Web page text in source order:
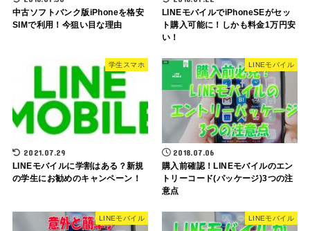
中古ソフトバンク版iPhoneを格安
SIMで利用！今狙い目な理由
LINEモバイルでiPhoneSEがセッ
ト購入可能に！しかも料金1万円安
い！
学生スマホ
2021.07.29
LINEモバイルに学割はある？新規
の学生にお勧めのキャンペーン！
LINEモバイル
2018.07.06
購入前確認！LINEモバイルのエン
トリーコード(パッケージ)3つの注
意点
LINEモバイル LINEモバイル